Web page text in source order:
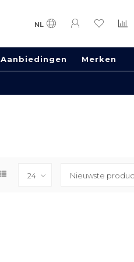
NL
Aanbiedingen Merken